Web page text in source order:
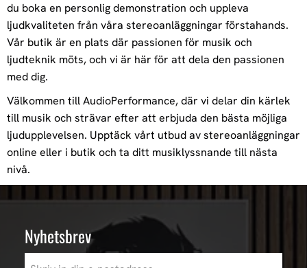
du boka en personlig demonstration och uppleva
ljudkvaliteten från våra stereoanläggningar förstahands.
Vår butik är en plats där passionen för musik och
ljudteknik möts, och vi är här för att dela den passionen
med dig.
Välkommen till AudioPerformance, där vi delar din kärlek
till musik och strävar efter att erbjuda den bästa möjliga
ljudupplevelsen. Upptäck vårt utbud av stereoanläggningar
online eller i butik och ta ditt musiklyssnande till nästa
nivå.
Nyhetsbrev